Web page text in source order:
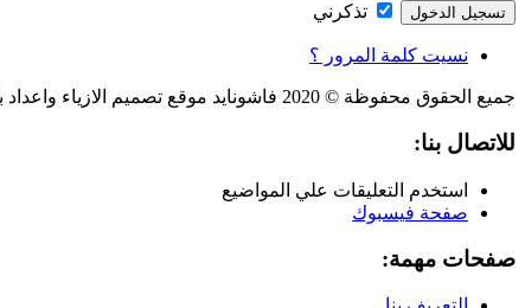
تذكرني
نسيت كلمة المرور ؟
جميع الحقوق محفوظة © 2020 فاشونايد موقع تصميم الازياء واعداد باترون الملابس، والكاتب
للاتصال بنا:
استخدم التعليقات علي المواضيع
صفحة فيسبوك
صفحات مهمة: